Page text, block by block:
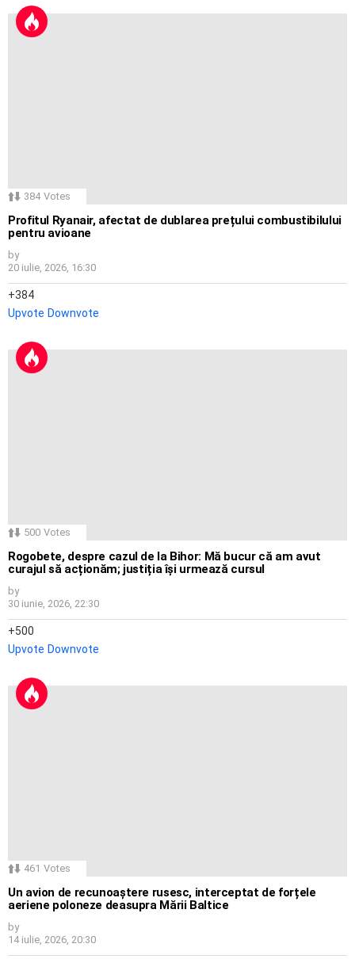
384 Votes
Profitul Ryanair, afectat de dublarea prețului combustibilului
pentru avioane
by
20 iulie, 2026, 16:30
384
Upvote Downvote
500 Votes
Rogobete, despre cazul de la Bihor: Mă bucur că am avut
curajul să acționăm; justiția își urmează cursul
by
30 iunie, 2026, 22:30
500
Upvote Downvote
461 Votes
Un avion de recunoaștere rusesc, interceptat de forțele
aeriene poloneze deasupra Mării Baltice
by
14 iulie, 2026, 20:30